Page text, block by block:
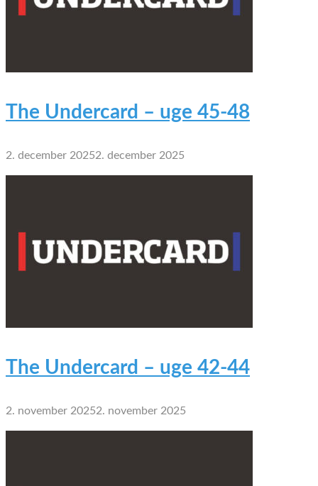
The Undercard – uge 45-48
2. december 20252. december 2025
The Undercard – uge 42-44
2. november 20252. november 2025